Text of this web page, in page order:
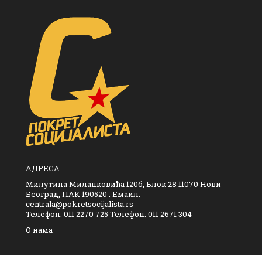
АДРЕСА
Милутина Миланковића 120б, Блок 28 11070 Нови
Београд, ПАК 190520 : Емаил:
centrala@pokretsocijalista.rs
Телефон: 011 2270 725 Телефон: 011 2671 304
О нама